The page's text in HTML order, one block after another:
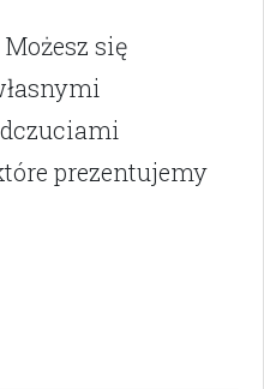
się
prezentujemy